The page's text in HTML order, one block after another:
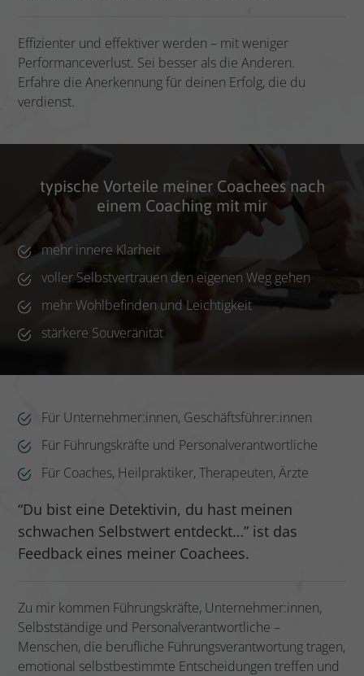
Effizienter und effektiver werden – mit weniger
Performanceverlust. Sei besser als die Anderen.
Erfahre die Anerkennung für deinen Erfolg, die du
verdienst.
typische Vorteile meiner Coachees nach
einem Coaching mit mir
mehr innere Klarheit
voller Selbstvertrauen den eigenen Weg gehen
mehr Wohlbefinden und Leichtigkeit
stärkere Souveränität
Für Unternehmer:innen, Geschäftsführer:innen
Für Führungskräfte und Personalverantwortliche
Für Coaches, Heilpraktiker, Therapeuten, Ärzte
“Du bist eine Detektivin, du hast meinen
schwachen Selbstwert entdeckt…” ist das
Feedback eines meiner Coachees.
Zu mir kommen Führungskräfte, Unternehmer:innen,
Selbstständige und Personalverantwortliche –
Menschen, die berufliche Führungsverantwortung tragen,
emotional selbstbestimmte Entscheidungen treffen und